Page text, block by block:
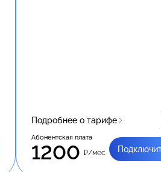
Подробнее о тарифе
Абонентская плата
1200 ₽/мес